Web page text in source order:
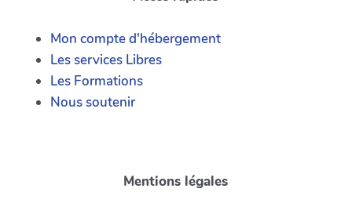
Mon compte d'hébergement
Les services Libres
Les Formations
Nous soutenir
Mentions légales